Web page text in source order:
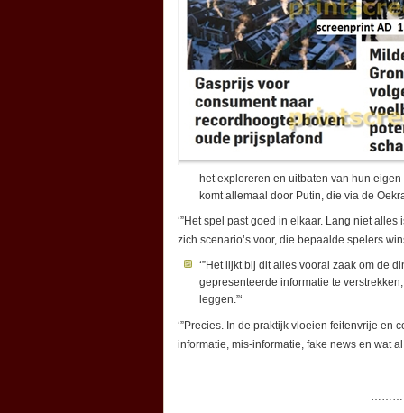
het exploreren en uitbaten van hun
komt allemaal door Putin, die via de
‘”Het spel past goed in elkaar. Lang niet
zich scenario’s voor, die bepaalde spelers
‘”Het lijkt bij dit alles vooral zaak om de
gepresenteerde informatie te
leggen.”‘
‘”Precies. In de praktijk vloeien feitenvrije en
informatie, mis-informatie, fake news en wat al